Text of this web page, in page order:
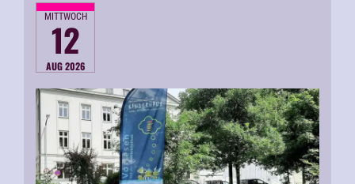
MITTWOCH
12
AUG 2026